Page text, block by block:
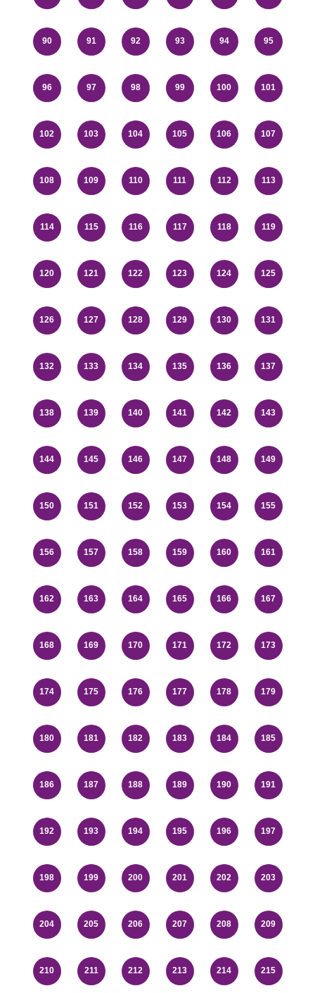
90 91 92 93 94 95
96 97 98 99 100 101
102 103 104 105 106 107
108 109 110 111 112 113
114 115 116 117 118 119
120 121 122 123 124 125
126 127 128 129 130 131
132 133 134 135 136 137
138 139 140 141 142 143
144 145 146 147 148 149
150 151 152 153 154 155
156 157 158 159 160 161
162 163 164 165 166 167
168 169 170 171 172 173
174 175 176 177 178 179
180 181 182 183 184 185
186 187 188 189 190 191
192 193 194 195 196 197
198 199 200 201 202 203
204 205 206 207 208 209
210 211 212 213 214 215